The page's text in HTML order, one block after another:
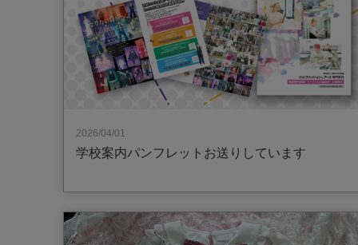
2026/04/01
学校案内パンフレットお送りしています